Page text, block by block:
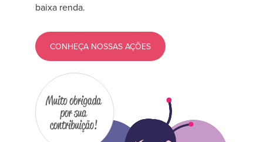
baixa renda.
CONHEÇA NOSSAS AÇÕES